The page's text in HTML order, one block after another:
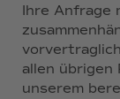
Ihre Anfrage
allen übrigen
unserem